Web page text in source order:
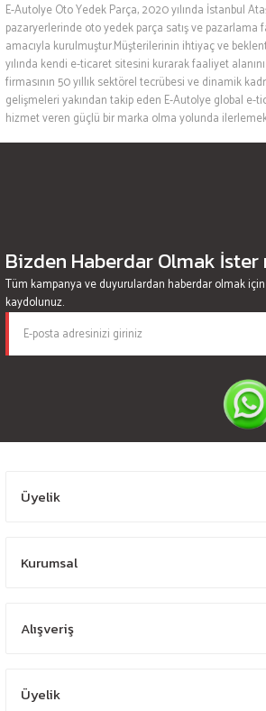
E-Autolye Oto Yedek Parça, 2020 yılında İstanbul
pazaryerlerinde oto yedek parça satış ve
amacıyla kurulmuştur.Müşterilerinin ihtiyaç ve
yılında kendi e-ticaret sitesini kurarak faaliyet
firmasının 50 yıllık sektörel tecrübesi ve dinamik
gelişmeleri yakından takip eden E-Autolye global e-
hizmet veren güçlü bir marka olma yolunda
Bizden Haberdar Olmak
Tüm kampanya ve duyurulardan haberdar olmak
kaydolunuz.
Üyelik
Kurumsal
Alışveriş
Üyelik